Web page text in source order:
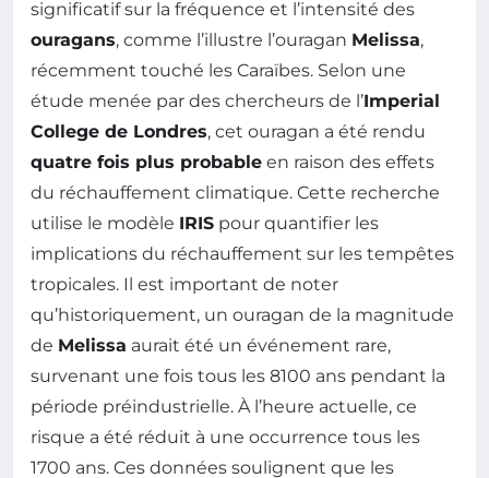
significatif sur la fréquence et l’intensité des
ouragans, comme l’illustre l’ouragan Melissa,
récemment touché les Caraïbes. Selon une
étude menée par des chercheurs de l’Imperial
College de Londres, cet ouragan a été rendu
quatre fois plus probable en raison des effets
du réchauffement climatique. Cette recherche
utilise le modèle IRIS pour quantifier les
implications du réchauffement sur les tempêtes
tropicales. Il est important de noter
qu’historiquement, un ouragan de la magnitude
de Melissa aurait été un événement rare,
survenant une fois tous les 8100 ans pendant la
période préindustrielle. À l’heure actuelle, ce
risque a été réduit à une occurrence tous les
1700 ans. Ces données soulignent que les